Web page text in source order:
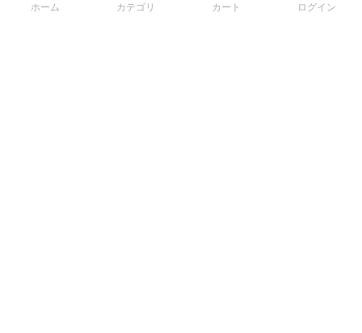
ホーム カテゴリ カート ログイン